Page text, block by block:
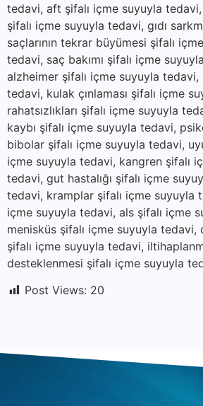
tedavi, aft şifalı içme suyuyla
şifalı içme suyuyla tedavi, gıdı
saçlarının tekrar büyümesi şifalı
tedavi, saç bakımı şifalı içme
alzheimer şifalı içme suyuyla
tedavi, kulak çınlaması şifalı içme
rahatsızlıkları şifalı içme suyuyla
kaybı şifalı içme suyuyla tedavi,
bibolar şifalı içme suyuyla tedavi,
içme suyuyla tedavi, kangren şifalı
tedavi, gut hastalığı şifalı içme
tedavi, kramplar şifalı içme suyuyla
içme suyuyla tedavi, als şifalı içme
menisküs şifalı içme suyuyla tedavi,
şifalı içme suyuyla tedavi,
desteklenmesi şifalı içme suyuyla
Post Views: 20